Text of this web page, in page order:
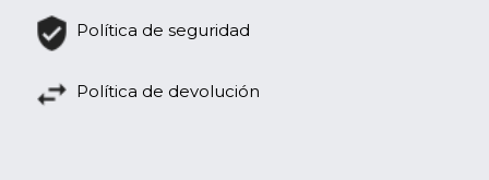
Política de seguridad
Política de devolución